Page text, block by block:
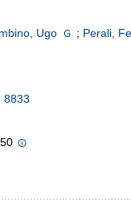
Ugo ; Perali,
8833